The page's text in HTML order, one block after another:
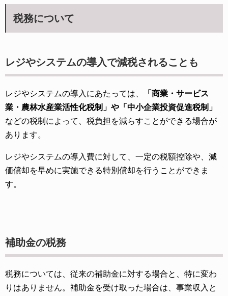
税務について
レジやシステムの導入で減税されることも
レジやシステムの導入にあたっては、
「商業・サービス
業・農林水産業活性化税制」や「中小企業投資促進税制」
などの税制によって、税負担を減らすことができる場合が
あります。
レジやシステムの導入費に対して、一定の税額控除や、減
価償却を早めに実施できる特別償却を行うことができま
す。
補助金の税務
税務については、従来の補助金に対する場合と、特に変わ
りはありません。補助金を受け取った場合は、事業収入と